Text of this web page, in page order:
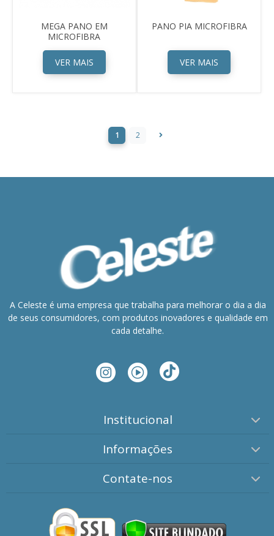
MEGA PANO EM
MICROFIBRA
VER MAIS
PANO PIA MICROFIBRA
VER MAIS
1 2
A Celeste é uma empresa que trabalha para melhorar o dia a dia
de seus consumidores, com produtos inovadores e qualidade em
cada detalhe.
Institucional
Informações
Contate-nos